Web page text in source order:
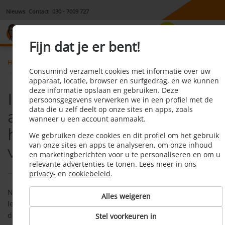
Nieuws Contact 030 - 7009 727
Home
Is een aansprakelijkheidsverzekering hetzelfde als een wa verzekering
Is een
hetzelfde als een WA-
verzekering?
Nee. Een
is een motorrijtuigenverzekering. De
letters WA staan wel voor Wettelijke Aansprakelijkheid, maar
deze verzekering dekt alleen schade die is veroorzaakt met
Fijn dat je er bent!
Consumind verzamelt cookies met informatie over uw
apparaat, locatie, browser en surfgedrag, en we kunnen
deze informatie opslaan en gebruiken. Deze
persoonsgegevens verwerken we in een profiel met de
data die u zelf deelt op onze sites en apps, zoals
wanneer u een account aanmaakt.
We gebruiken deze cookies en dit profiel om het gebruik
van onze sites en apps te analyseren, om onze inhoud
en marketingberichten voor u te personaliseren en om u
relevante advertenties te tonen. Lees meer in ons
privacy- encookiebeleid.
Alles weigeren
Stel voorkeuren in